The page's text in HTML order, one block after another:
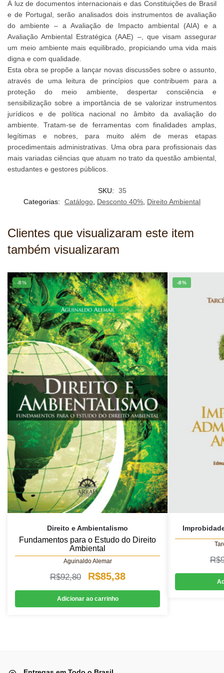
À luz de documentos internacionais e das Constituições de Brasil
e de Portugal, serão analisados dois instrumentos de avaliação
do ambiente – a Avaliação de Impacto ambiental (AIA) e a
Avaliação Ambiental Estratégica (AAE) –, que visam assegurar
um meio ambiente mais equilibrado, propiciando uma vida mais
digna e com qualidade.
Esta obra se propõe a lançar novas discussões sobre o assunto,
através de uma leitura de princípios que contribuem para a
proteção do meio ambiente, despertar consciência e
sensibilização sobre a importância de se valorizar instrumentos
jurídicos e de política nacional no âmbito da avaliação do
ambiente. Tratam-se de ferramentas com finalidades amplas,
legítimas e nobres, para muito além de meras etapas
procedimentais administrativas. Uma obra para profissionais das
mais variadas ciências que atuam no trato da questão ambiental,
estudantes e gestores públicos.
SKU:
35
Categorias:
Catálogo Desconto 40% Direito Ambiental
Clientes que visualizaram este item
também visualizaram
-8%
Direito e Ambientalismo
Fundamentos para o Estudo do Direito
Ambiental
Aguinaldo Alemar
R$92,80
O
preço
original
R$85,38O
preço
atual
Adicionar ao carrinho
-8%
R$